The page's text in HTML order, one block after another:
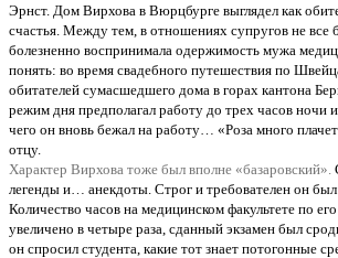
Эрнст. Дом Вирхова в Вюрцбурге выглядел как
счастья. Между тем, в отношениях супругов не все
болезненно воспринимала одержимость мужа
понять: во время свадебного путешествия по
обитателей сумасшедшего дома в горах кантона
режим дня предполагал работу до трех часов ночи
чего он вновь бежал на работу… «Роза много
отцу.
Характер Вирхова тоже был вполне «базаровский».
легенды и… анекдоты. Строг и требователен он был
Количество часов на медицинском факультете по
увеличено в четыре раза, сданный экзамен был
он спросил студента, какие тот знает потогонные